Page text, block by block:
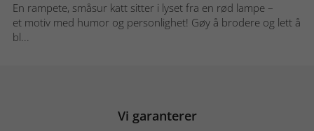
En rampete, småsur katt sitter i lyset fra en rød lampe –
et motiv med humor og personlighet! Gøy å brodere og lett å
bl...
Vi garanterer